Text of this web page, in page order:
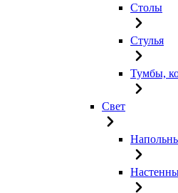
Столы
Стулья
Тумбы,
Свет